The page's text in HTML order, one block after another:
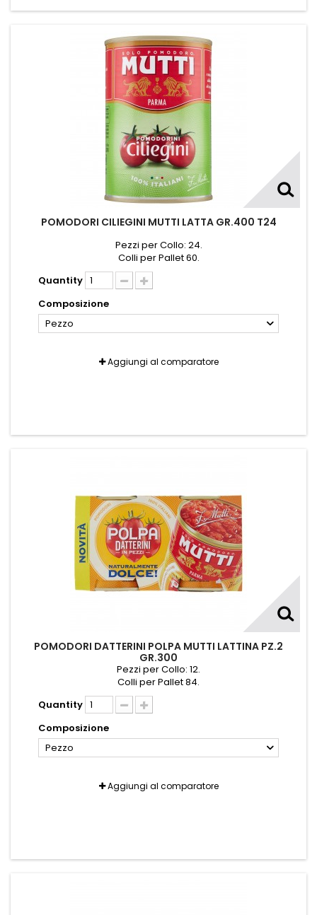
POMODORI CILIEGINI MUTTI LATTA GR.400 T24
Pezzi per Collo: 24.
Colli per Pallet 60.
Quantity
Composizione
Pezzo
Aggiungi al comparatore
POMODORI DATTERINI POLPA MUTTI LATTINA PZ.2
GR.300
Pezzi per Collo: 12.
Colli per Pallet 84.
Quantity
Composizione
Pezzo
Aggiungi al comparatore